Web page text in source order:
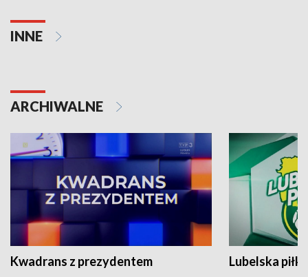
INNE
ARCHIWALNE
Kwadrans z prezydentem Lubelska piłka